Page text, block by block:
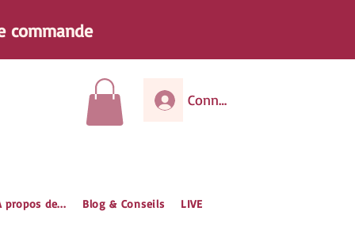
commande
Connexion
propos de... Blog & Conseils LIVE